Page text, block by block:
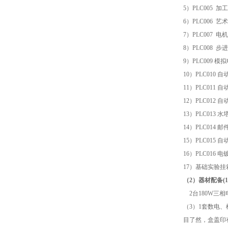
5） PLC005 加
6） PLC006 艺
7） PLC007 电
8） PLC008 步
9） PLC009 模拟
10） PLC010 自
11 ） PLC011 自
12） PLC012 自
13） PLC013 水
14） PLC014 邮
15） PLC015 自
16） PLC016 电
17）基础实验挂
（2）器材配备
2台180W三相
（3）1套数电
目了然，盒盖